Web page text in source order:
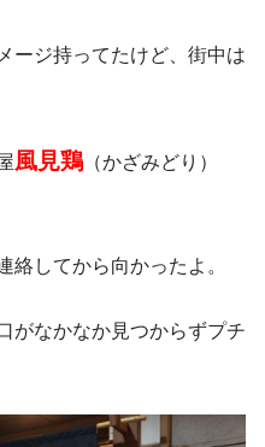
ージ持ってたけど、街中は
風見鶏 （かざみどり）
絡してから向かったよ。
がなかなか見つからずプチ